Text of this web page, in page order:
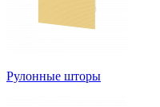
Рулонные шторы